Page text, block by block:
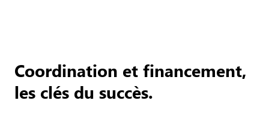
Coordination et financement,
les clés du succès.